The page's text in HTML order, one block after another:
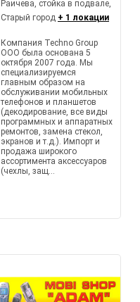
Раичева, стойка в подвале,
Старый город + 1 локации
Компания Techno Group
ООО была основана 5
октября 2007 года. Мы
специализируемся
главным образом на
обслуживании мобильных
телефонов и планшетов
(декодирование, все виды
программных и аппаратных
ремонтов, замена стекол,
экранов и т.д.). Импорт и
продажа широкого
ассортимента аксессуаров
(чехлы, защ...